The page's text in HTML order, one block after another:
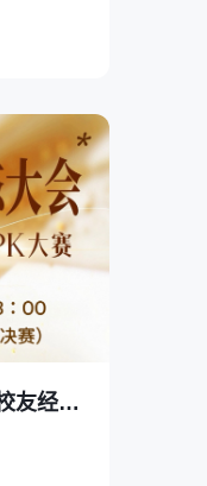
年度校友经济生态大会暨第二届校友经济优秀项目PK大赛（复赛+决赛）